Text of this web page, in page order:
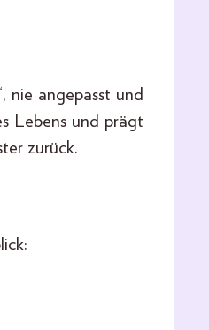
nie angepasst und
Lebens und prägt
zurück.